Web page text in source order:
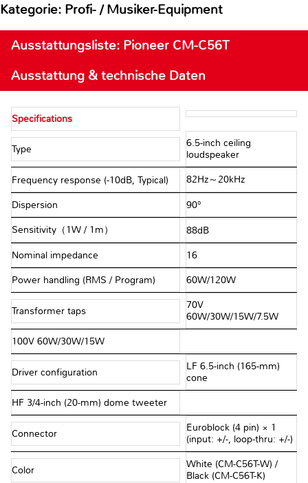
Kategorie: Profi- / Musiker-Equipment
Ausstattungsliste: Pioneer CM-C56T
Ausstattung & technische Daten
Specifications
Type
6.5-inch ceiling
loudspeaker
Frequency response (-10dB, Typical) 82Hz～20kHz
Dispersion 90°
Sensitivity（1W / 1m） 88dB
Nominal impedance 16Ω
Power handling (RMS / Program) 60W/120W
Transformer taps
70V
60W/30W/15W/7.5W
100V 60W/30W/15W
Driver configuration
LF 6.5-inch (165-mm)
cone
HF 3/4-inch (20-mm) dome tweeter
Connector
Euroblock (4 pin) × 1
(input: +/-, loop-thru: +/-)
Color
White (CM-C56T-W) /
Black (CM-C56T-K)